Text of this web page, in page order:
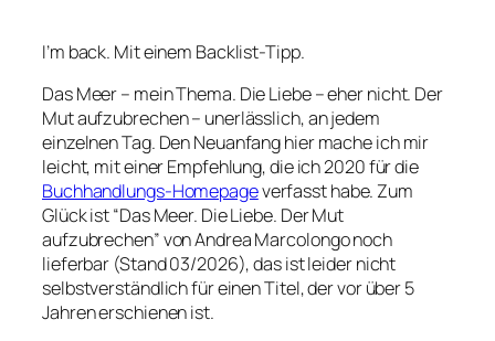
I’m back. Mit einem Backlist-Tipp.
Das Meer – mein Thema. Die Liebe – eher nicht. Der
Mut aufzubrechen – unerlässlich, an jedem
einzelnen Tag. Den Neuanfang hier mache ich mir
leicht, mit einer Empfehlung, die ich 2020 für die
Buchhandlungs-Homepageverfasst habe. Zum
Glück ist “Das Meer. Die Liebe. Der Mut
aufzubrechen” von Andrea Marcolongo noch
lieferbar (Stand 03/2026), das ist leider nicht
selbstverständlich für einen Titel, der vor über 5
Jahren erschienen ist.